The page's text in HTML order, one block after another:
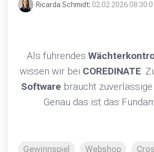
Ricarda Schmidt: 02.02.2026
Als führendes
wissen wir bei COREDINATE:
Software braucht zuverlässige
Genau das ist das
Gewinnspiel Webshop